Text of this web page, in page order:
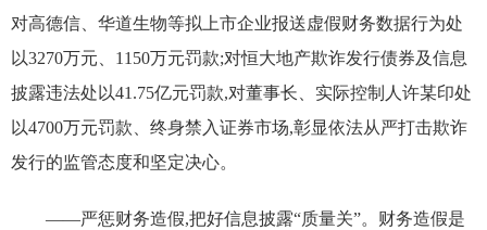
对高德信、华道生物等拟上市企业报送虚假财务数据行为处
以3270万元、1150万元罚款;对恒大地产欺诈发行债券及信息
披露违法处以41.75亿元罚款,对董事长、实际控制人许某印处
以4700万元罚款、终身禁入证券市场,彰显依法从严打击欺诈
发行的监管态度和坚定决心。
——严惩财务造假,把好信息披露“质量关”。财务造假是